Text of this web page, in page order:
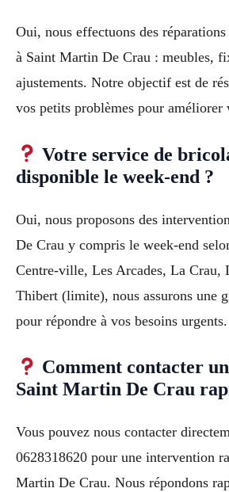
Oui, nous effectuons des
à Saint Martin De Crau : meubles,
ajustements. Notre objectif est de
vos petits problèmes pour améliorer
Votre service de
disponible le week-end ?
Oui, nous proposons des
De Crau y compris le week-end
Centre-ville, Les Arcades, La Crau,
Thibert (limite), nous assurons une
pour répondre à vos besoins urgents.
Comment contacter
Saint Martin De Crau
Vous pouvez nous contacter
0628318620 pour une intervention
Martin De Crau. Nous répondons